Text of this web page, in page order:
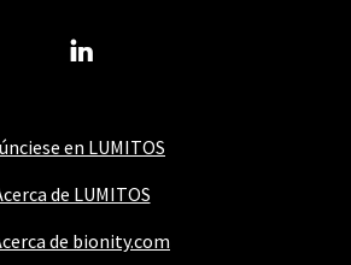
en LUMITOS
de LUMITOS
de bionity.com